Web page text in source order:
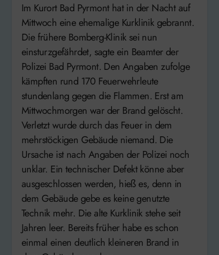
Im Kurort Bad Pyrmont hat in der Nacht auf
Mittwoch eine ehemalige Kurklinik gebrannt.
Die frühere Bomberg-Klinik sei nun
einsturzgefährdet, sagte ein Beamter der
Polizei Bad Pyrmont. Den Angaben zufolge
kämpften rund 170 Feuerwehrleute
stundenlang gegen die Flammen. Erst am
Mittwochmorgen war der Brand gelöscht.
Verletzt wurde durch das Feuer in dem
mehrstöckigen Gebäude niemand. Die
Ursache ist nach Angaben der Polizei noch
unklar. Ein technischer Defekt könne aber
ausgeschlossen werden, hieß es, denn in
dem Gebäude gebe es keine genutzte
Technik mehr. Die alte Kurklinik stehe seit
Jahren leer. Bereits früher habe es schon
einmal einen deutlich kleineren Brand in